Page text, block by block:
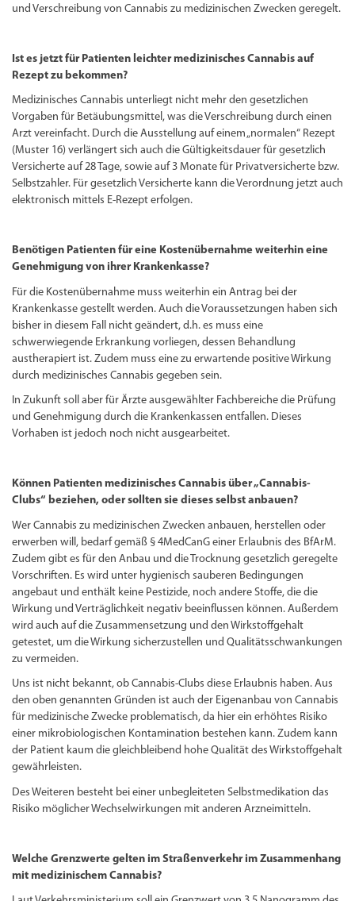
und Verschreibung von Cannabis zu medizinischen Zwecken geregelt.
Ist es jetzt für Patienten leichter medizinisches Cannabis auf
Rezept zu bekommen?
Medizinisches Cannabis unterliegt nicht mehr den gesetzlichen
Vorgaben für Betäubungsmittel, was die Verschreibung durch einen
Arzt vereinfacht. Durch die Ausstellung auf einem „normalen“ Rezept
(Muster 16) verlängert sich auch die Gültigkeitsdauer für gesetzlich
Versicherte auf 28 Tage, sowie auf 3 Monate für Privatversicherte bzw.
Selbstzahler. Für gesetzlich Versicherte kann die Verordnung jetzt auch
elektronisch mittels E-Rezept erfolgen.
Benötigen Patienten für eine Kostenübernahme weiterhin eine
Genehmigung von ihrer Krankenkasse?
Für die Kostenübernahme muss weiterhin ein Antrag bei der
Krankenkasse gestellt werden. Auch die Voraussetzungen haben sich
bisher in diesem Fall nicht geändert, d.h. es muss eine
schwerwiegende Erkrankung vorliegen, dessen Behandlung
austherapiert ist. Zudem muss eine zu erwartende positive Wirkung
durch medizinisches Cannabis gegeben sein.
In Zukunft soll aber für Ärzte ausgewählter Fachbereiche die Prüfung
und Genehmigung durch die Krankenkassen entfallen. Dieses
Vorhaben ist jedoch noch nicht ausgearbeitet.
Können Patienten medizinisches Cannabis über „Cannabis-
Clubs“ beziehen, oder sollten sie dieses selbst anbauen?
Wer Cannabis zu medizinischen Zwecken anbauen, herstellen oder
erwerben will, bedarf gemäß § 4MedCanG einer Erlaubnis des BfArM.
Zudem gibt es für den Anbau und die Trocknung gesetzlich geregelte
Vorschriften. Es wird unter hygienisch sauberen Bedingungen
angebaut und enthält keine Pestizide, noch andere Stoffe, die die
Wirkung und Verträglichkeit negativ beeinflussen können. Außerdem
wird auch auf die Zusammensetzung und den Wirkstoffgehalt
getestet, um die Wirkung sicherzustellen und Qualitätsschwankungen
zu vermeiden.
Uns ist nicht bekannt, ob Cannabis-Clubs diese Erlaubnis haben. Aus
den oben genannten Gründen ist auch der Eigenanbau von Cannabis
für medizinische Zwecke problematisch, da hier ein erhöhtes Risiko
einer mikrobiologischen Kontamination bestehen kann. Zudem kann
der Patient kaum die gleichbleibend hohe Qualität des Wirkstoffgehalt
gewährleisten.
Des Weiteren besteht bei einer unbegleiteten Selbstmedikation das
Risiko möglicher Wechselwirkungen mit anderen Arzneimitteln.
Welche Grenzwerte gelten im Straßenverkehr im Zusammenhang
mit medizinischem Cannabis?